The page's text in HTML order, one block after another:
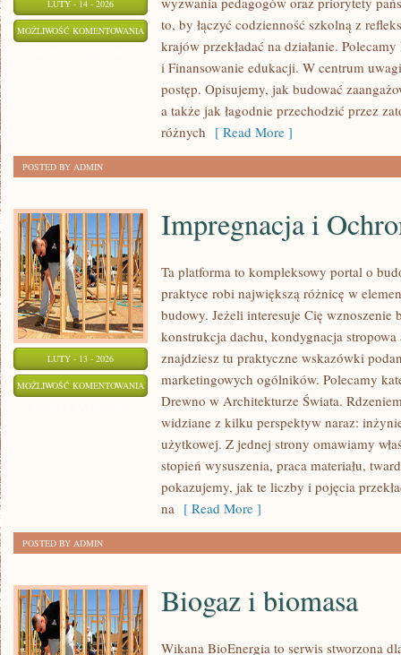
LUTY - 14 - 2026
MOŻLIWOŚĆ KOMENTOWANIA EDUKACJA
DOMOWA
to, by łączyć codzienność szkolną z
krajów przekładać na działanie.
i Finansowanie edukacji. W centrum
postęp. Opisujemy, jak budować
a także jak łagodnie przechodzić przez
różnych [ Read More ]
POSTED BY ADMIN
LUTY - 13 - 2026
MOŻLIWOŚĆ KOMENTOWANIA IMPREGNACJA
OCHRONA
DREWNA
Impregnacja i
Ta platforma to kompleksowy portal o
praktyce robi największą różnicę w
budowy. Jeżeli interesuje Cię wznoszenie
konstrukcja dachu, kondygnacja
znajdziesz tu praktyczne wskazówki
marketingowych ogólników. Polecamy
Drewno w Architekturze Świata.
widziane z kilku perspektyw naraz:
użytkowej. Z jednej strony omawiamy
stopień wysuszenia, praca materiału,
pokazujemy, jak te liczby i pojęcia
na [ Read More ]
POSTED BY ADMIN
Biogaz i biomasa
Wikana BioEnergia to serwis stworzona